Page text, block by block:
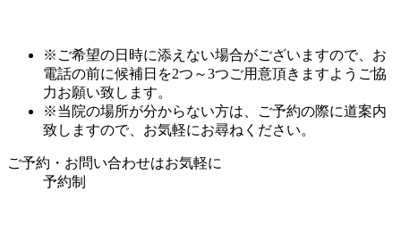
※ご希望の日時に添えない場合がございますので、お
電話の前に候補日を2つ～3つご用意頂きますようご協
力お願い致します。
※当院の場所が分からない方は、ご予約の際に道案内
致しますので、お気軽にお尋ねください。
ご予約・お問い合わせはお気軽に
予約制